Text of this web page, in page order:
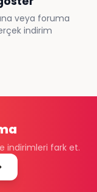
veya foruma
indirim
indirimleri fark et.